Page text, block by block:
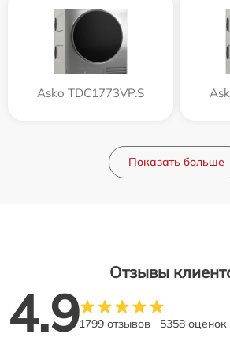
Asko TDC1773VP.S
Показать больше
Отзывы
4.91799 отзывов 5358 оценок